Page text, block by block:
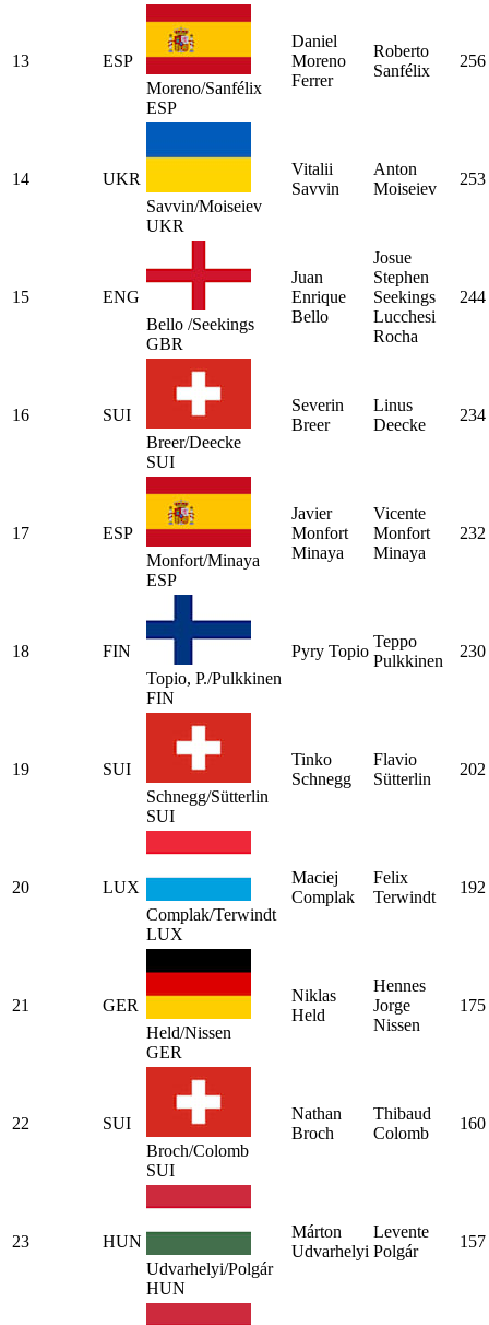
13
ESP
Moreno/Sanfélix
ESP
Daniel
Moreno
Ferrer
Roberto
Sanfélix
256
14
UKR
Savvin/Moiseiev
UKR
Vitalii
Savvin
Anton
Moiseiev
253
15
ENG
Bello /Seekings
GBR
Juan
Enrique
Bello
Josue
Stephen
Seekings
Lucchesi
Rocha
244
16
SUI
Breer/Deecke
SUI
Severin
Breer
Linus
Deecke
234
17
ESP
Monfort/Minaya
ESP
Javier
Monfort
Minaya
Vicente
Monfort
Minaya
232
18
FIN
Topio, P./Pulkkinen
FIN
Pyry Topio
Teppo
Pulkkinen
230
19
SUI
Schnegg/Sütterlin
SUI
Tinko
Schnegg
Flavio
Sütterlin
202
20
LUX
Complak/Terwindt
LUX
Maciej
Complak
Felix
Terwindt
192
21
GER
Held/Nissen
GER
Niklas
Held
Hennes
Jorge
Nissen
175
22
SUI
Broch/Colomb
SUI
Nathan
Broch
Thibaud
Colomb
160
23
HUN
Udvarhelyi/Polgár
HUN
Márton
Udvarhelyi
Levente
Polgár
157